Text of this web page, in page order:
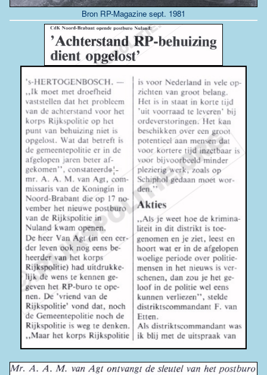
Bron RP-Magazine sept. 1981